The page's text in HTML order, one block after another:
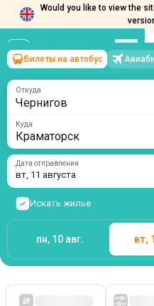
Would you like to view the
Чернигов Краматорск
Билеты на автобус
Куда
Дата отправления
вт, 11 августа
Искать жилье